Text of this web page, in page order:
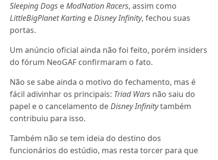
Sleeping Dogs eModNation Racers, assim como
LittleBigPlanet Karting eDisney Infinity, fechou suas
portas.
Um anúncio oficial ainda não foi feito, porém insiders
do fórum NeoGAF confirmaram o fato.
Não se sabe ainda o motivo do fechamento, mas é
fácil adivinhar os principais: Triad Wars não saiu do
papel e o cancelamento deDisney Infinitytambém
contribuiu para isso.
Também não se tem ideia do destino dos
funcionários do estúdio, mas resta torcer para que